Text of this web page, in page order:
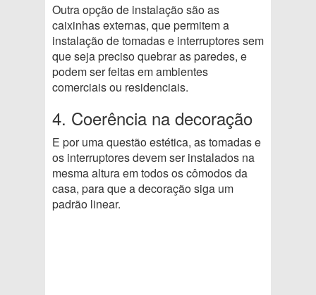
Outra opção de instalação são as
caixinhas externas, que permitem a
instalação de tomadas e interruptores sem
que seja preciso quebrar as paredes, e
podem ser feitas em ambientes
comerciais ou residenciais.
4. Coerência na decoração
E por uma questão estética, as tomadas e
os interruptores devem ser instalados na
mesma altura em todos os cômodos da
casa, para que a decoração siga um
padrão linear.